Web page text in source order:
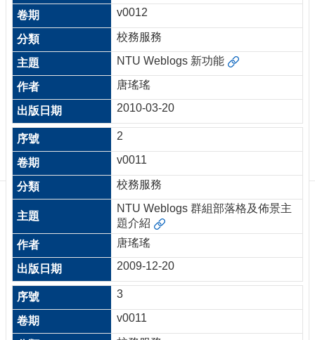
訂
閱/
取
消
網
站
導
覽
最
新
消
息
關
於
我
們
出
版
刊
物
v0012
校務服務
NTU Weblogs 新功能
唐瑤瑤
2010-03-20
2
v0011
校務服務
NTU Weblogs 群組部落格及佈景主
題介紹
唐瑤瑤
2009-12-20
3
v0011